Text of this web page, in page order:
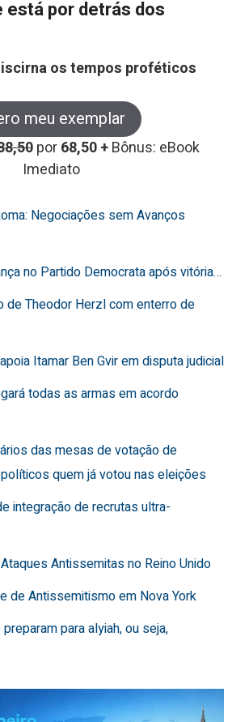
está por detrás dos
os tempos proféticos
meu exemplar
por68,50 +Bônus: eBook
Imediato
Negociações sem Avanços
no Partido Democrata após vitória…
de Theodor Herzl com enterro de
Itamar Ben Gvir em disputa judicial
todas as armas em acordo
das mesas de votação de
quem já votou nas eleições
integração de recrutas ultra-
Antissemitas no Reino Unido
de Antissemitismo em Nova York
para alyiah, ou seja,